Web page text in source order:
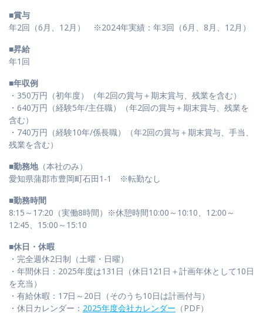
■賞与
年2回（6月、12月） ※2024年実績：年3回（6月、8月、12月）
■昇給
年1回
■年収例
・350万円（初年度）（年2回の賞与＋期末賞与、残業を含む）
・640万円（経験5年/主任職）（年2回の賞与＋期末賞与、残業を
含む）
・740万円（経験10年/係長職）（年2回の賞与＋期末賞与、手当、
残業を含む）
■勤務地（本社のみ）
愛知県蒲郡市豊岡町石田1-1 ※転勤なし
■勤務時間
8:15～17:20（実働8時間）※休憩時間10:00～10:10、12:00～
12:45、15:00～15:10
■休日・休暇
・完全週休2日制（土曜・日曜）
・年間休日：2025年度は131日（休日121日＋計画年休として10日
を充当）
・有給休暇：17日～20日（そのうち10日は計画付与）
・休日カレンダー： 2025年度会社カレンダー （PDF）